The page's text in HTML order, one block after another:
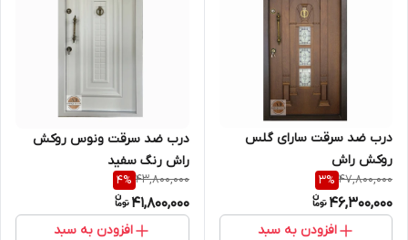
درب ضد سرقت سارای گلس
روکش راش
47,800,000
3%
46,300,000
افزودن به سبد
درب ضد سرقت ونوس روکش
راش رنگ سفید
43,800,000
4%
41,800,000
افزودن به سبد